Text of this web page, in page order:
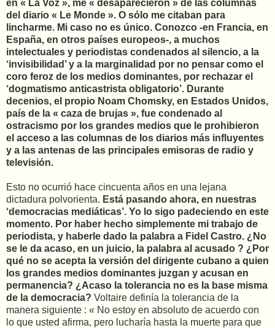
en « La Voz », me « desaparecieron » de las columnas
del diario « Le Monde ». O sólo me citaban para
lincharme. Mi caso no es único. Conozco -en Francia, en
España, en otros países europeos-, a muchos
intelectuales y periodistas condenados al silencio, a la
‘invisibilidad’ y a la marginalidad por no pensar como el
coro feroz de los medios dominantes, por rechazar el
‘dogmatismo anticastrista obligatorio’. Durante
decenios, el propio Noam Chomsky, en Estados Unidos,
país de la « caza de brujas », fue condenado al
ostracismo por los grandes medios que le prohibieron
el acceso a las columnas de los diarios más influyentes
y a las antenas de las principales emisoras de radio y
televisión.
Esto no ocurrió hace cincuenta años en una lejana
dictadura polvorienta. Está pasando ahora, en nuestras
‘democracias mediáticas’. Yo lo sigo padeciendo en este
momento. Por haber hecho simplemente mi trabajo de
periodista, y haberle dado la palabra a Fidel Castro. ¿No
se le da acaso, en un juicio, la palabra al acusado ? ¿Por
qué no se acepta la versión del dirigente cubano a quien
los grandes medios dominantes juzgan y acusan en
permanencia? ¿Acaso la tolerancia no es la base misma
de la democracia? Voltaire definía la tolerancia de la
manera siguiente : « No estoy en absoluto de acuerdo con
lo que usted afirma, pero lucharía hasta la muerte para que